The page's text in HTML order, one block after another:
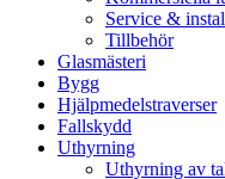
Service &
Tillbehör
Glasmästeri
Bygg
Hjälpmedelstraverser
Fallskydd
Uthyrning
Uthyrning av